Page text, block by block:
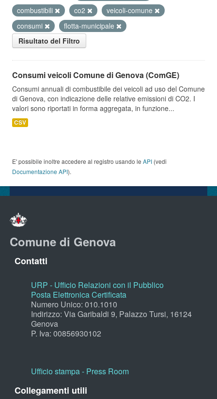
combustibili
co2
veicoli-comune
consumi
flotta-municipale
Risultato del Filtro
Consumi veicoli Comune di Genova (ComGE)
Consumi annuali di combustibile dei veicoli ad uso del Comune
di Genova, con indicazione delle relative emissioni di CO2. I
valori sono riportati in forma aggregata, in funzione...
CSV
E' possibile inoltre accedere al registro usando le API (vedi
Documentazione API).
Comune di Genova
Contatti
URP - Ufficio Relazioni con il Pubblico
Posta Elettronica Certificata
Numero Unico: 010.1010
Indirizzo: Via Garibaldi 9, Palazzo Tursi, 16124
Genova
P. Iva: 00856930102
Ufficio stampa - Press Room
Collegamenti utili